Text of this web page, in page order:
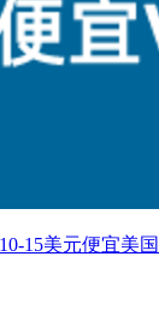
15美元便宜美